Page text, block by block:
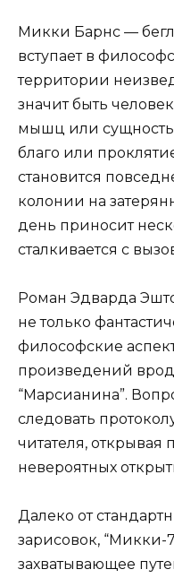
Микки Барнс —
вступает в
территории
значит быть
мышц или
благо или
становится
колонии на
день приносит
сталкивается с
Роман Эдварда
не только
философские
произведений
“Марсианина”.
следовать
читателя,
невероятных
Далеко от
зарисовок, “Микки-
захватывающее